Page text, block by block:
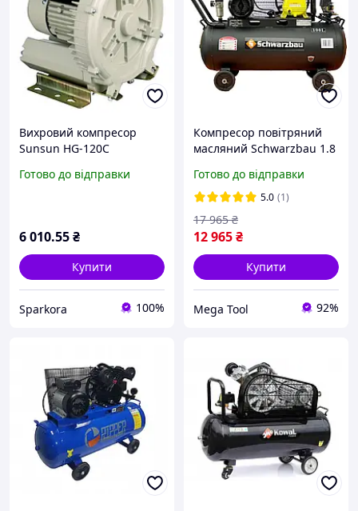
Вихровий компресор
Sunsun HG-120C
120 Вт, 350 л/хв (220 В)
Готово до відправки
6 010.55₴
Купити
Sparkora 100%
Компресор повітряний
масляний Schwarzbau 1.8
компресор для
пневмоінструменту
Готово до відправки
5.0 (1)
12 965₴
17 965 ₴
Купити
Mega Tool 92%